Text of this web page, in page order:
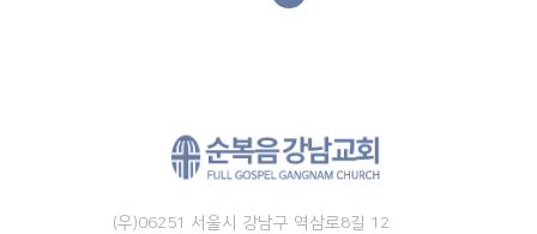
(우)06251 서울시 강남구 역삼로8길 12